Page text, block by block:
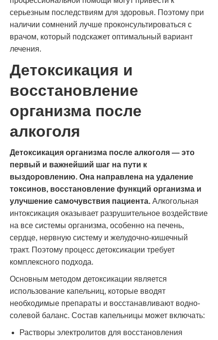
серьезным последствиям для здоровья. Поэтому при
наличии сомнений лучше проконсультироваться с
врачом, который подскажет оптимальный вариант
лечения.
Детоксикация и
восстановление
организма после
алкоголя
Детоксикация организма после алкоголя — это
первый и важнейший шаг на пути к
выздоровлению. Она направлена на удаление
токсинов, восстановление функций организма и
улучшение самочувствия пациента. Алкогольная
интоксикация оказывает разрушительное воздействие
на все системы организма, особенно на печень,
сердце, нервную систему и желудочно-кишечный
тракт. Поэтому процесс детоксикации требует
комплексного подхода.
Основным методом детоксикации является
использование капельниц, которые вводят
необходимые препараты и восстанавливают водно-
солевой баланс. Состав капельницы может включать:
Растворы электролитов для восстановления